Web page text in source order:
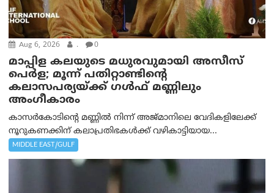
Aug 6, 2026 . 0
മാപ്പിള കലയുടെ മധുരവുമായി അസീസ്
പെർള; മൂന്ന് പതിറ്റാണ്ടിന്റെ
കലാസപര്യയ്ക്ക് ഗൾഫ് മണ്ണിലും
അംഗീകാരം
കാസർകോടിന്റെ മണ്ണിൽ നിന്ന് അജ്മാനിലെ വേദികളിലേക്ക്
നൂറുകണക്കിന് കലാപ്രതിഭകൾക്ക് വഴികാട്ടിയായ...
MIDDLE EAST/GULF